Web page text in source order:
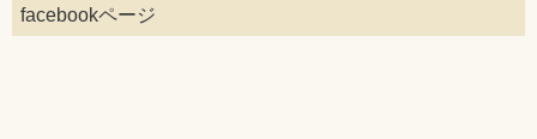
facebookページ